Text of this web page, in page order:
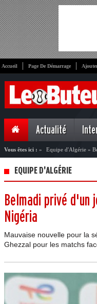
Accueil Page De Démarrage
Actualité
Vous êtes ici : » Equipe d'Algérie »
EQUIPE D'ALGÉRIE
Belmadi privé d'un
Nigéria
Mauvaise nouvelle pour la
Ghezzal pour les matchs